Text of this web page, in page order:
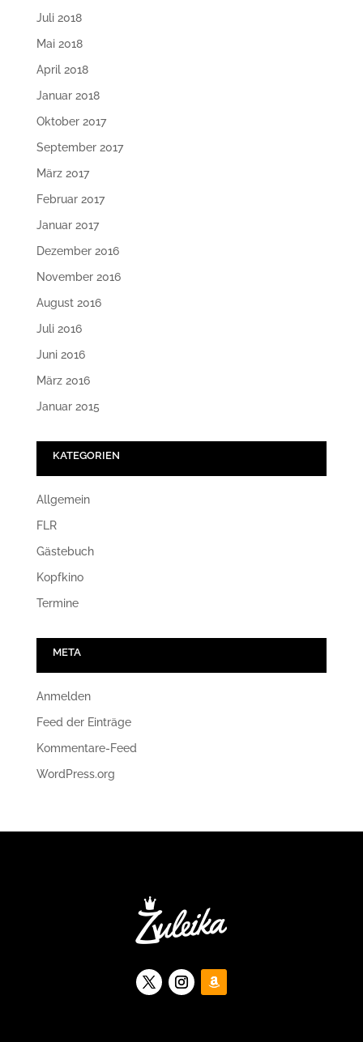
Juli 2018
Mai 2018
April 2018
Januar 2018
Oktober 2017
September 2017
März 2017
Februar 2017
Januar 2017
Dezember 2016
November 2016
August 2016
Juli 2016
Juni 2016
März 2016
Januar 2015
KATEGORIEN
Allgemein
FLR
Gästebuch
Kopfkino
Termine
META
Anmelden
Feed der Einträge
Kommentare-Feed
WordPress.org